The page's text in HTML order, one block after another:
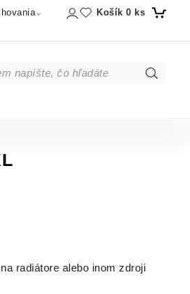
Košík 0 ks
radiátore alebo inom zdroji